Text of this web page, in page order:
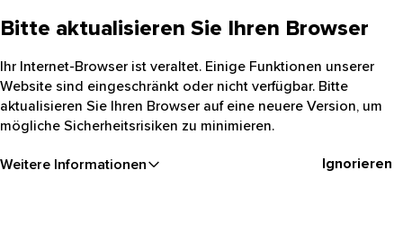
Bitte aktualisieren Sie Ihren Browser
Ihr Internet-Browser ist veraltet. Einige Funktionen unserer
Website sind eingeschränkt oder nicht verfügbar. Bitte
aktualisieren Sie Ihren Browser auf eine neuere Version, um
mögliche Sicherheitsrisiken zu minimieren.
Weitere Informationen Ignorieren